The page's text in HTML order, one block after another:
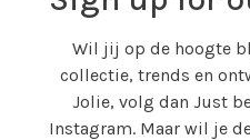
Wil jij op de hoogte
collectie, trends en
Jolie, volg dan Just
Instagram. Maar wil je